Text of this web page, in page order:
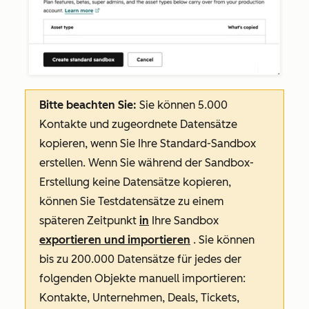
Bitte beachten Sie: Sie können 5.000
Kontakte und zugeordnete Datensätze
kopieren, wenn Sie Ihre Standard-Sandbox
erstellen. Wenn Sie während der Sandbox-
Erstellung keine Datensätze kopieren,
können Sie Testdatensätze zu einem
späteren Zeitpunkt in Ihre Sandbox
exportieren und importieren . Sie können
bis zu 200.000 Datensätze für jedes der
folgenden Objekte manuell importieren:
Kontakte, Unternehmen, Deals, Tickets,